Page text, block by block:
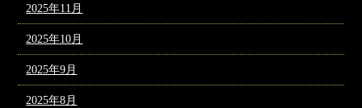
2025年11月
2025年10月
2025年9月
2025年8月